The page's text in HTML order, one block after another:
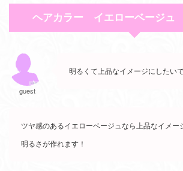
ヘアカラー イエローベージュ
guest
明るくて上品なイメージにしたいで
ツヤ感のあるイエローベージュなら上品なイメー
明るさが作れます！